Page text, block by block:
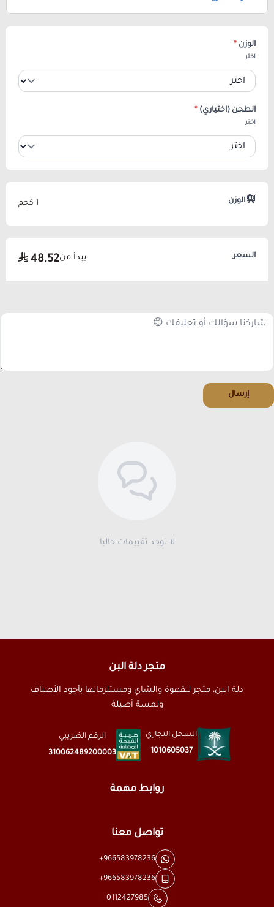
الوزن *
اختر
الطحن (اختياري) *
اختر
الوزن 1 كجم
السعر يبدأ من48.52
إرسال
لا توجد تقييمات حاليا
متجر دلة البن
دلة البن، متجر للقهوة والشاي ومستلزماتها بأجود الأصناف
ولمسة أصيلة
السجل التجاري
1010605037
الرقم الضريبي
310062489200003
روابط مهمة
تواصل معنا
+966583978236
+966583978236
0112427985